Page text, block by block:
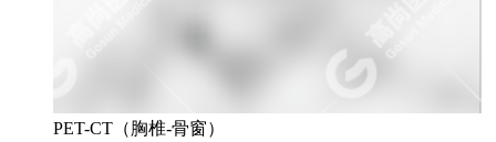
PET-CT（胸椎-骨窗）